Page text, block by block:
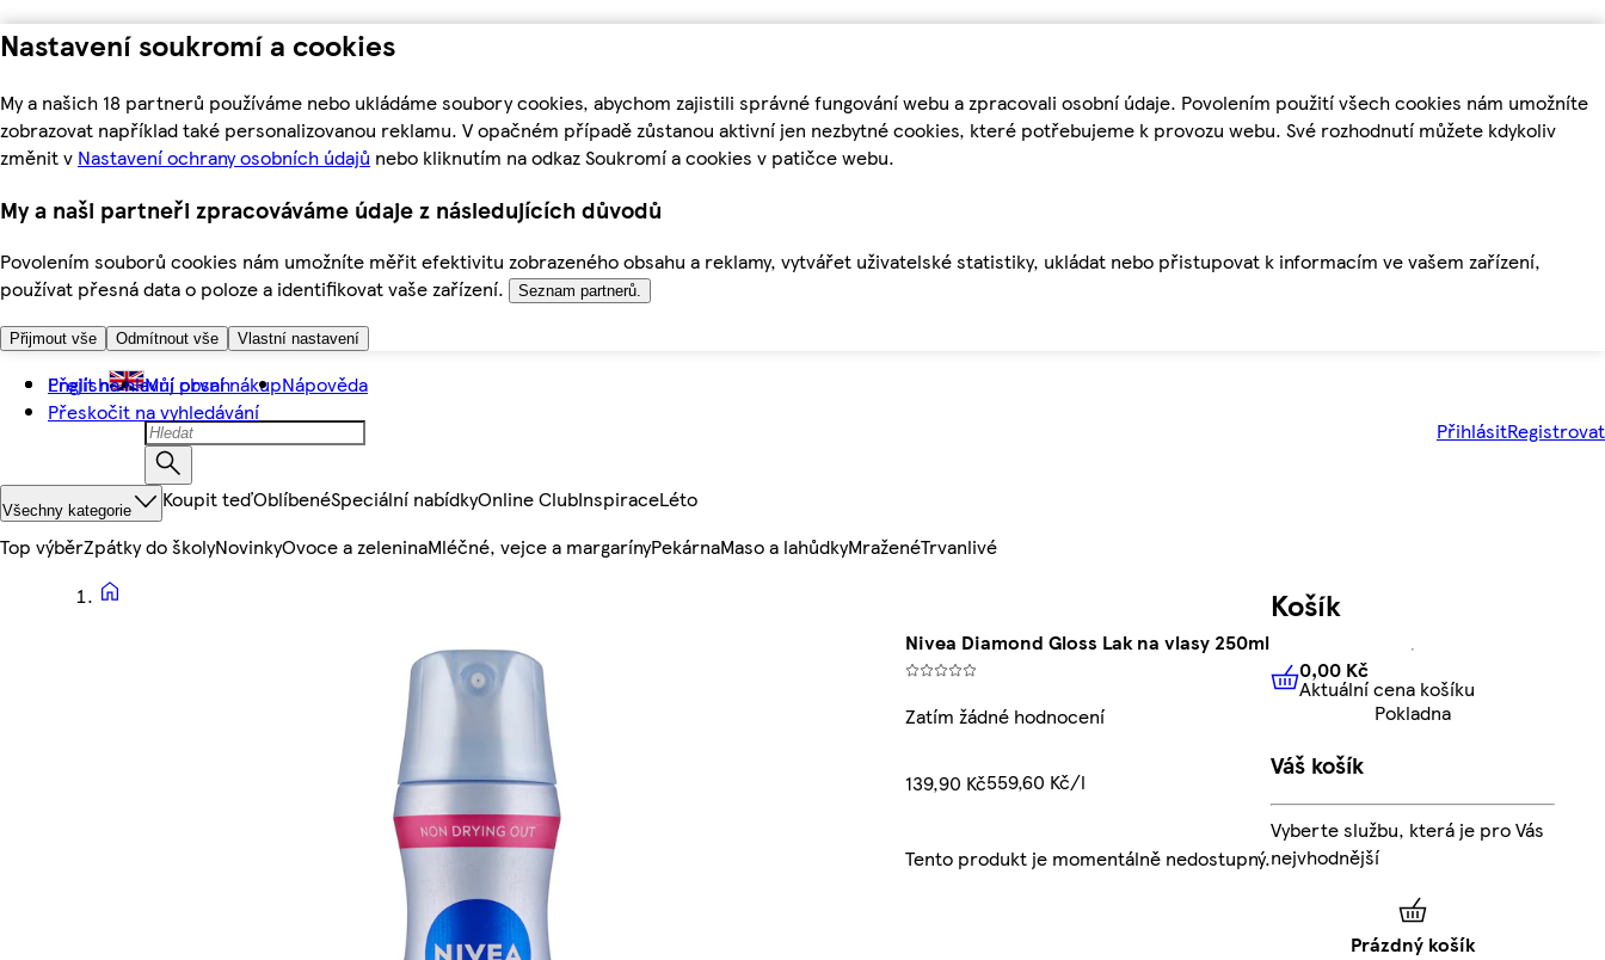
Nastavení soukromí a cookies
My a našich 18 partnerů používáme nebo ukládáme soubory cookies, abychom zajistili správné fungování webu a zpracovali osobní údaje. Povolením použití všech cookies nám umožníte
zobrazovat například také personalizovanou reklamu. V opačném případě zůstanou aktivní jen nezbytné cookies, které potřebujeme k provozu webu. Své rozhodnutí můžete kdykoliv
změnit v Nastavení ochrany osobních údajů nebo kliknutím na odkaz Soukromí a cookies v patičce webu.
My a naši partneři zpracováváme údaje z následujících důvodů
Povolením souborů cookies nám umožníte měřit efektivitu zobrazeného obsahu a reklamy, vytvářet uživatelské statistiky, ukládat nebo přistupovat k informacím ve vašem zařízení,
používat přesná data o poloze a identifikovat vaše zařízení.
Seznam partnerů.
Přijmout vše Odmítnout vše Vlastní nastavení
Přejít na hlavní obsah
Přeskočit na vyhledávání
English Můj první nákupNápověda
PřihlásitRegistrovat
Všechny kategorie Koupit teďOblíbenéSpeciální nabídkyOnline ClubInspiraceLéto
Top výběrZpátky do školyNovinkyOvoce a zeleninaMléčné, vejce a margarínyPekárnaMaso a lahůdkyMraženéTrvanlivé
Nivea Diamond Gloss Lak na vlasy 250ml
Zatím žádné hodnocení
139,90 Kč559,60 Kč/l
Tento produkt je momentálně nedostupný.
Košík
0,00 KčAktuální cena košíku
0,00 Kč
Aktuální cena košíku
Pokladna
Váš košík
Vyberte službu, která je pro Vás
nejvhodnější
Prázdný košík